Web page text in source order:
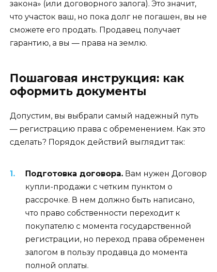
закона» (или договорного залога). Это значит,
что участок ваш, но пока долг не погашен, вы не
сможете его продать. Продавец получает
гарантию, а вы — права на землю.
Пошаговая инструкция: как
оформить документы
Допустим, вы выбрали самый надежный путь
— регистрацию права с обременением. Как это
сделать? Порядок действий выглядит так:
Подготовка договора. Вам нужен Договор
купли-продажи с четким пунктом о
рассрочке. В нем должно быть написано,
что право собственности переходит к
покупателю с момента государственной
регистрации, но переход права обременен
залогом в пользу продавца до момента
полной оплаты.